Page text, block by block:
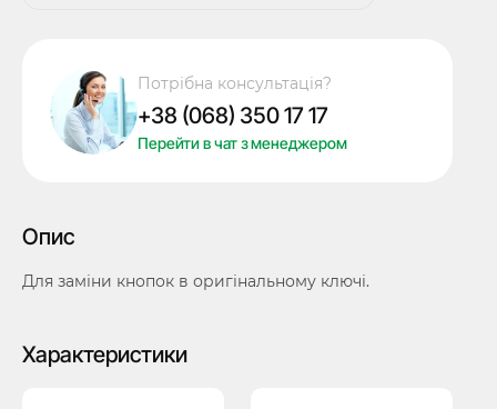
Lexus,
3
кнопки
Потрібна консультація?
+38 (068) 350 17 17
Перейти в чат з менеджером
Опис
Для заміни кнопок в оригінальному ключі.
Характеристики